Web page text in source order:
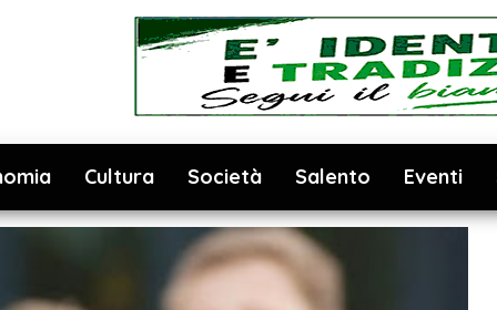
Cultura Società Salento Eventi